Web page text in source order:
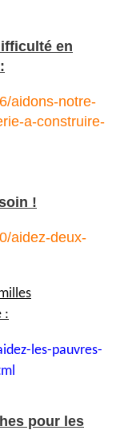
en
aidons-notre-
a-construire-
!
aidez-deux-
:
les-pauvres-
pour les